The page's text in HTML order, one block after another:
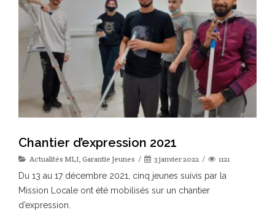
Chantier d’expression 2021
Actualités MLI Garantie Jeunes 3 janvier 2022 1121
Du 13 au 17 décembre 2021, cinq jeunes suivis par la
Mission Locale ont été mobilisés sur un chantier
d’expression.